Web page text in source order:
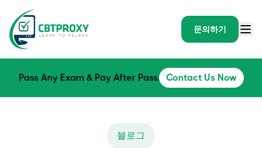
문의하기
Pass Any Exam & Pay After Pass. Contact Us Now
블로그